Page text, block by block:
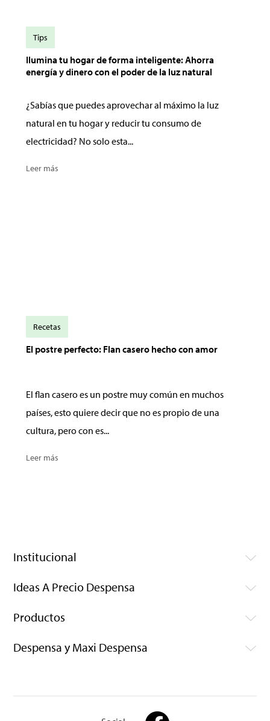
Ilumina tu hogar de forma inteligente: Ahorra
energía y dinero con el poder de la luz natural
¿Sabías que puedes aprovechar al máximo la luz
natural en tu hogar y reducir tu consumo de
electricidad? No solo esta...
Leer más
Tips
El postre perfecto: Flan casero hecho con amor
El flan casero es un postre muy común en muchos
países, esto quiere decir que no es propio de una
cultura, pero con es...
Leer más
Recetas
Institucional
Ideas A Precio Despensa
Productos
Despensa y Maxi Despensa